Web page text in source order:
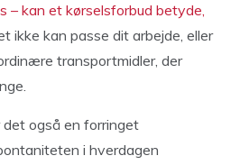
– kan et kørselsforbud betyde,
ikke kan passe dit arbejde, eller
transportmidler, der
også en forringet
i hverdagen